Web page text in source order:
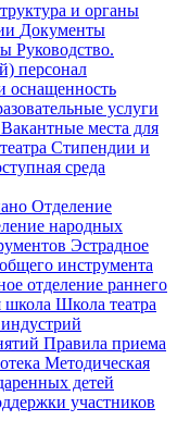
и органы
Документы
Руководство.
персонал
оснащенность
услуги
Вакантные места для
Стипендии и
среда
Отделение
народных
Эстрадное
инструмента
отделение раннего
школа Школа‌‌‌‌ театра
Правила приема
Методическая
детей
участников